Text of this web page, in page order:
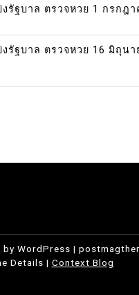
รัฐบาล ตรวจหวย 1 กรกฎา
รัฐบาล ตรวจหวย 16 มิถุนา
WordPress |
Details | Context Blog